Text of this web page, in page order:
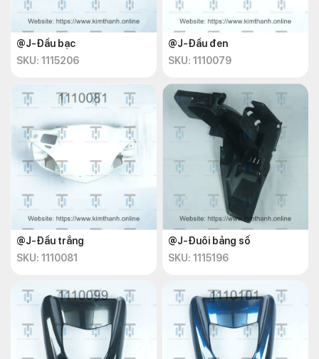
@J-Đầu bạc
SKU: 1115206
@J-Đầu đen
SKU: 1110079
@J-Đầu trắng
SKU: 1110081
@J-Đuôi bảng số
SKU: 1115196